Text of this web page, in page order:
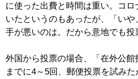
に使った出費と時間は重い。コ
いたというのもあったが、「い
手が悪いのは。だから意地でも投
外国から投票の場合、「在外公
までに4～5回、郵便投票を試み